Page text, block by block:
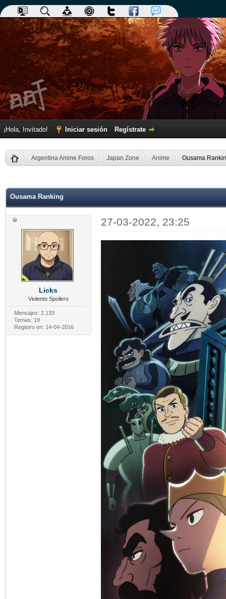
¡Hola, Invitado! Iniciar sesión Regístrate
Argentina Anime Foros Japan Zone Anime Ousama
Ousama Ranking
Licks
Violento Spoilero
Mensajes: 2.133
Temas: 19
Registro en: 14-04-2016
27-03-2022, 23:25